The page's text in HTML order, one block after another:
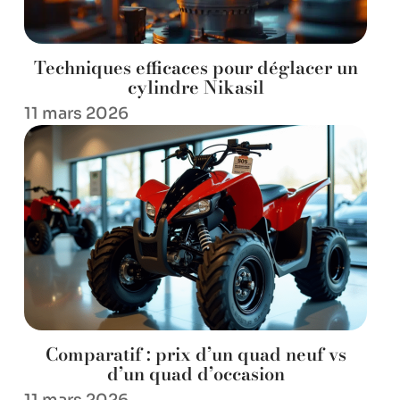
Techniques efficaces pour déglacer un
cylindre Nikasil
11 mars 2026
Comparatif : prix d’un quad neuf vs
d’un quad d’occasion